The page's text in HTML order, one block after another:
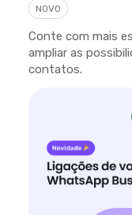
NOVO
Conte com mais
ampliar as
contatos.